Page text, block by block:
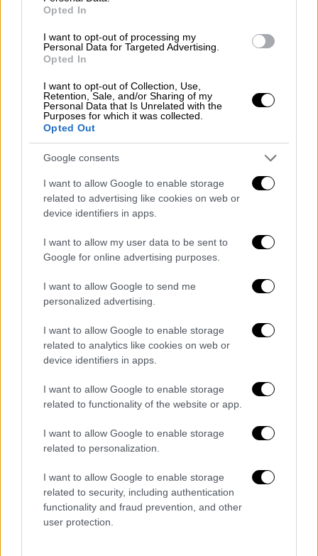
Opted In
I want to opt-out of processing my
Personal Data for Targeted Advertising.
Opted In
I want to opt-out of Collection, Use,
Retention, Sale, and/or Sharing of my
Personal Data that Is Unrelated with the
Purposes for which it was collected.
Opted Out
Google consents
I want to allow Google to enable storage
related to advertising like cookies on web or
device identifiers in apps.
I want to allow my user data to be sent to
Google for online advertising purposes.
I want to allow Google to send me
personalized advertising.
I want to allow Google to enable storage
related to analytics like cookies on web or
device identifiers in apps.
I want to allow Google to enable storage
related to functionality of the website or app.
I want to allow Google to enable storage
related to personalization.
I want to allow Google to enable storage
related to security, including authentication
functionality and fraud prevention, and other
user protection.
κατά τις τελευταίες εβδομάδες όλα τα
υπο-παραλλαγές ΒΑ.2 και ΒΑ.5 της
Όμικρον, με τη ΒΑ.2 να υπερτερεί από
την εβδομάδα 9 και μετά
την εβδομάδα 18 η συχνότερη υπο-
παραλλαγή της ΒΑ.2 ήταν η XBB.1.5
(86%) συνολικά έχουν ανιχνευθεί 66
δείγματα θετικά για τη νέα παραλλαγή
η επιτήρηση του ιικού φορτίου στα
αστικά λύματα έδειξε αύξηση της
από τις 10 περιοχές που ελέγχθηκαν
η θετικότητα για γρίπη στην κοινότητα
παρουσίασε μείωση στα δείγματα από
την ΠΦΥ (sentinel) δεν καταγράφηκε νέο
σοβαρό κρούσμα εργαστηριακά
επιβεβαιωμένης γρίπης με νοσηλεία σε
ΜΕΘ την εβδομάδα 21/2023, ούτε νέος
επιβεβαιωμένη γρίπη από την εβδομάδα
40/2022 έως και την εβδομάδα 21/2023
νοσηλεύτηκαν 68 άτομα με γρίπη σε
ΜΕΘ και καταγράφηκαν 26 θάνατοι
το ίδιο διάστημα καταγράφηκαν στα δύο
κέντρα αναφοράς γρίπης 370 δείγματα